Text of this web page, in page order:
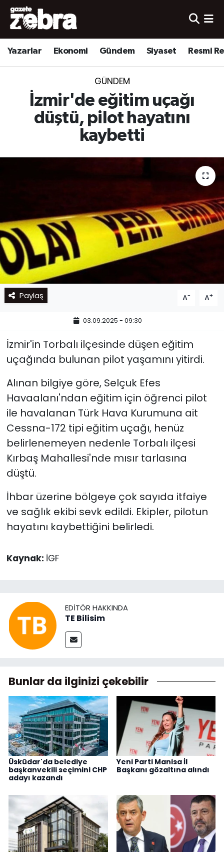
Yazarlar Ekonomi Gündem Siyaset Resmi
GÜNDEM
İzmir'de eğitim uçağı
düştü, pilot hayatını
kaybetti
Paylaş A- A+
03.09.2025 - 09:30
İzmir'in Torbalı ilçesinde düşen eğitim
uçağında bulunan pilot yaşamını yitirdi.
Alınan bilgiye göre, Selçuk Efes
Havaalanı'ndan eğitim için öğrenci pilot
ile havalanan Türk Hava Kurumuna ait
Cessna-172 tipi eğitim uçağı, henüz
belirlenemeyen nedenle Torbalı ilçesi
Kırbaş Mahallesi'nde mısır tarlasına
düştü.
İhbar üzerine bölgeye çok sayıda itfaiye
ve sağlık ekibi sevk edildi. Ekipler, pilotun
hayatını kaybettiğini belirledi.
Kaynak: İGF
EDITÖR HAKKINDA
TE Bilisim
Bunlar da ilginizi çekebilir
Üsküdar'da belediye
başkanvekili seçimini CHP
adayı kazandı
Yeni Parti Manisa İl
Başkanı gözaltına alındı
Yazarlar
Ekonomi
Kültür-Sanat
Yerel
Nöbetçi Eczaneler
Hava Durumu
Trafik Durumu
Süper Lig Puan Durumu ve Fikstür
Tüm Manşetler